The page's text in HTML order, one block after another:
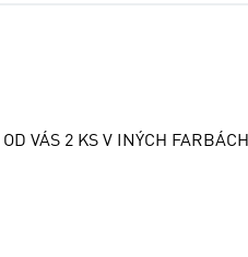
MÁM EŠTE 4 KS V INÝCH FARBÁCH O INEJ FIRMY DOPLNIL SOM OD VÁS 2 KS V INÝCH FARBÁCH